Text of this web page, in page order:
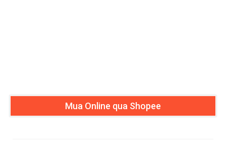
Mua Online qua Shopee